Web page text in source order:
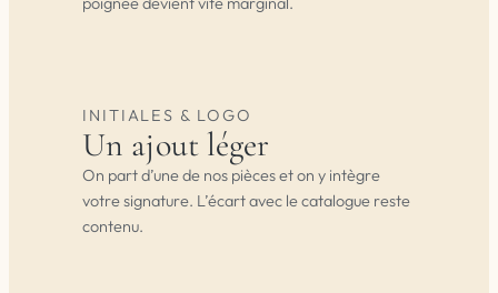
INITIALES & LOGO
Un ajout léger
On part d’une de nos pièces et on y intègre
votre signature. L’écart avec le catalogue reste
contenu.